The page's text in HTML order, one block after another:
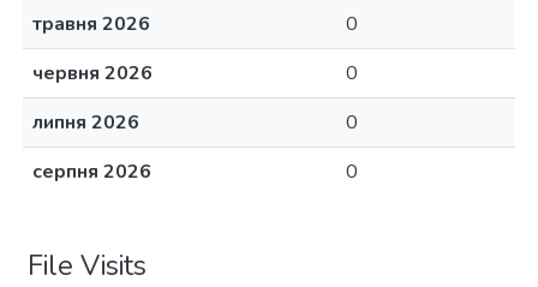
травня 2026
0
червня 2026
0
липня 2026
0
серпня 2026
0
File Visits